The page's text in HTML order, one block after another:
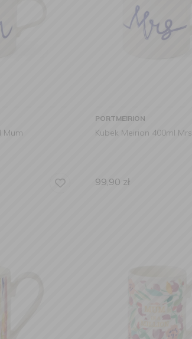
Mum
PORTMEIRION
Kubek Meirion 400ml Mrs
99,90 zł